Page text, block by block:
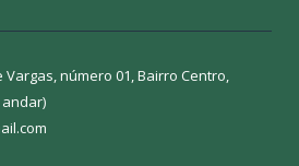
número 01, Bairro Centro,